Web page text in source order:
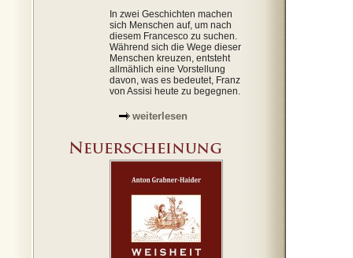
In zwei Geschichten machen
sich Menschen auf, um nach
diesem Francesco zu suchen.
Während sich die Wege dieser
Menschen kreuzen, entsteht
allmählich eine Vorstellung
davon, was es bedeutet, Franz
von Assisi heute zu begegnen.
weiterlesen